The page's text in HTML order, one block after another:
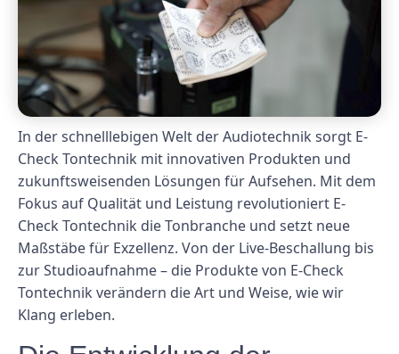
In der schnelllebigen Welt der Audiotechnik sorgt E-
Check Tontechnik mit innovativen Produkten und
zukunftsweisenden Lösungen für Aufsehen. Mit dem
Fokus auf Qualität und Leistung revolutioniert E-
Check Tontechnik die Tonbranche und setzt neue
Maßstäbe für Exzellenz. Von der Live-Beschallung bis
zur Studioaufnahme – die Produkte von E-Check
Tontechnik verändern die Art und Weise, wie wir
Klang erleben.